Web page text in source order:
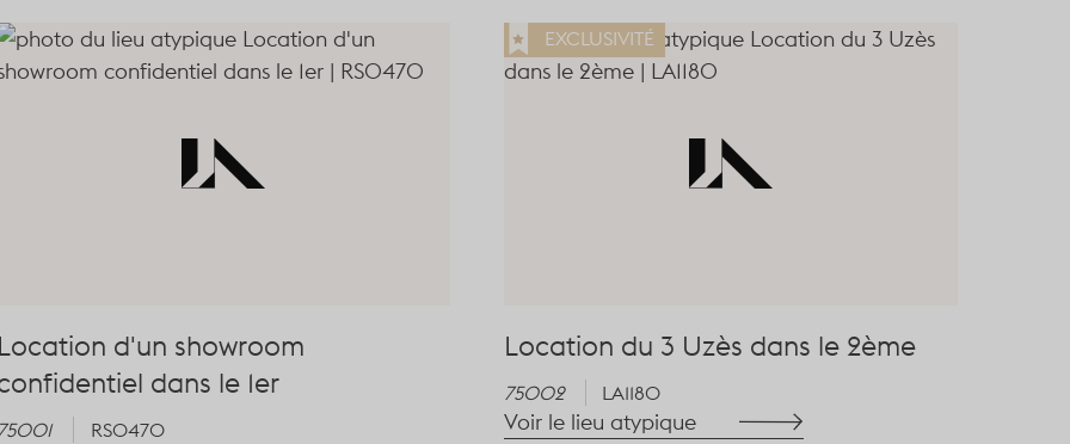
Location d'un showroom
dans le 1er
RS0470
EXCLUSIVITÉ
Location du 3 Uzès dans le 2ème
75002 LA1180
Voir le lieu atypique